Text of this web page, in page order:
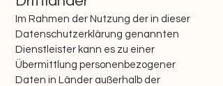
Im Rahmen der Nutzung der in dieser
Datenschutzerklärung genannten
Dienstleister kann es zu einer
Übermittlung personenbezogener
Daten in Länder außerhalb der